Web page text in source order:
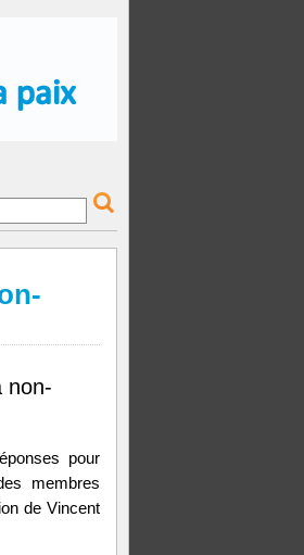
non-
pour
membres
de Vincent